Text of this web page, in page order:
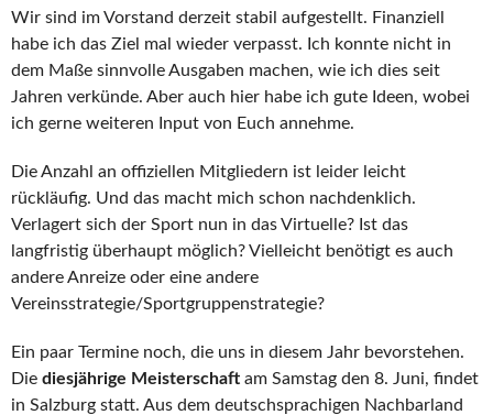
Wir sind im Vorstand derzeit stabil aufgestellt. Finanziell
habe ich das Ziel mal wieder verpasst. Ich konnte nicht in
dem Maße sinnvolle Ausgaben machen, wie ich dies seit
Jahren verkünde. Aber auch hier habe ich gute Ideen, wobei
ich gerne weiteren Input von Euch annehme.
Die Anzahl an offiziellen Mitgliedern ist leider leicht
rückläufig. Und das macht mich schon nachdenklich.
Verlagert sich der Sport nun in das Virtuelle? Ist das
langfristig überhaupt möglich? Vielleicht benötigt es auch
andere Anreize oder eine andere
Vereinsstrategie/Sportgruppenstrategie?
Ein paar Termine noch, die uns in diesem Jahr bevorstehen.
Die diesjährige Meisterschaft am Samstag den 8. Juni, findet
in Salzburg statt. Aus dem deutschsprachigen Nachbarland